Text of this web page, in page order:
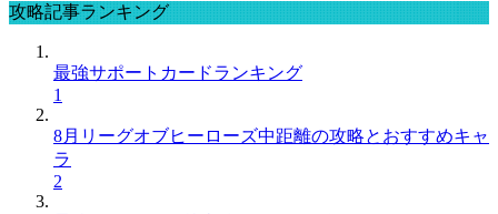
攻略記事ランキング
最強サポートカードランキング
1
8月リーグオブヒーローズ中距離の攻略とおすすめキャ
ラ
2